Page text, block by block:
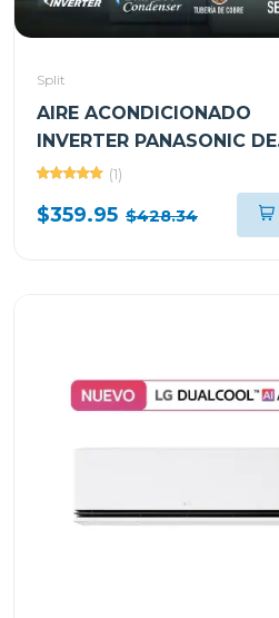
Split
AIRE ACONDICIONADO
INVERTER PANASONIC DE
12000BTU SEER20
(1)
$359.95 $428.34